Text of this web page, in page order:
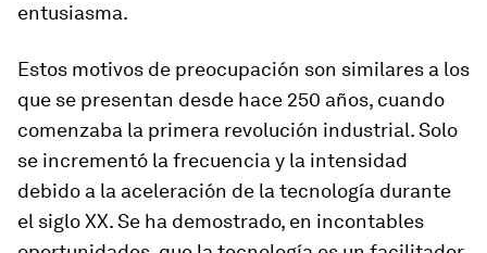
entusiasma.
Estos motivos de preocupación son similares a los
que se presentan desde hace 250 años, cuando
comenzaba la primera revolución industrial. Solo
se incrementó la frecuencia y la intensidad
debido a la aceleración de la tecnología durante
el siglo XX. Se ha demostrado, en incontables